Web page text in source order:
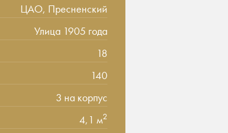
ЦАО, Пресненский
Улица 1905 года
18
140
3 на корпус
4,1 м2